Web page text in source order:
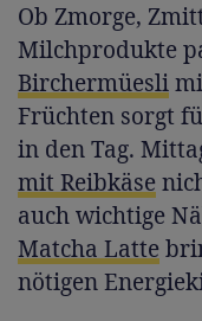
Ob Zmorge,
Milchprodukte
Birchermüesli
Früchten sorgt
in den Tag.
mit Reibkäse
auch wichtige
Matcha Latte
nötigen